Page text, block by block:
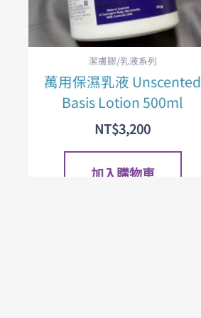
潔膚膠/乳液系列
萬用保濕乳液 Unscented
Basis Lotion 500ml
NT$3,200
加入購物車